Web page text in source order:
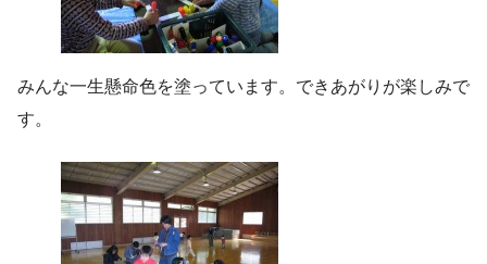
みんな一生懸命色を塗っています。できあがりが楽しみで
す。